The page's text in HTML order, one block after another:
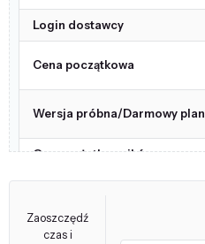
Login dostawcy
Cena początkowa
Wersja próbna/Darmowy plan
Ocena użytkowników
Zaoszczędź
czas i